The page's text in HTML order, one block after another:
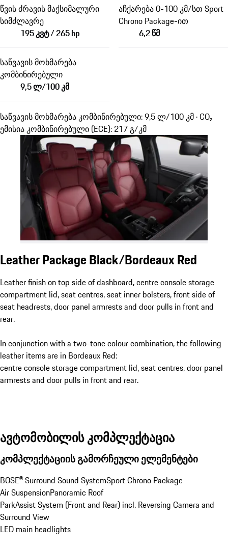
წვის ძრავის მაქსიმალური
სიმძლავრე
195 კვტ / 265 hp
აჩქარება 0-100 კმ/სთ Sport
Chrono Package-ით
6,2 წმ
საწვავის მოხმარება
კომბინირებული
9,5 ლ/100 კმ
საწვავის მოხმარება კომბინირებული: 9,5 ლ/100 კმ · CO₂
ემისია კომბინირებული (ECE): 217 გ/კმ
Leather Package Black/Bordeaux Red
Leather finish on top side of dashboard, centre console storage
compartment lid, seat centres, seat inner bolsters, front side of
seat headrests, door panel armrests and door pulls in front and
rear.
In conjunction with a two-tone colour combination, the following
leather items are in Bordeaux Red:
centre console storage compartment lid, seat centres, door panel
armrests and door pulls in front and rear.
ავტომობილის კომპლექტაცია
კომპლექტაციის გამორჩეული ელემენტები
BOSE® Surround Sound SystemSport Chrono Package
Air SuspensionPanoramic Roof
ParkAssist System (Front and Rear) incl. Reversing Camera and
Surround View
LED main headlights